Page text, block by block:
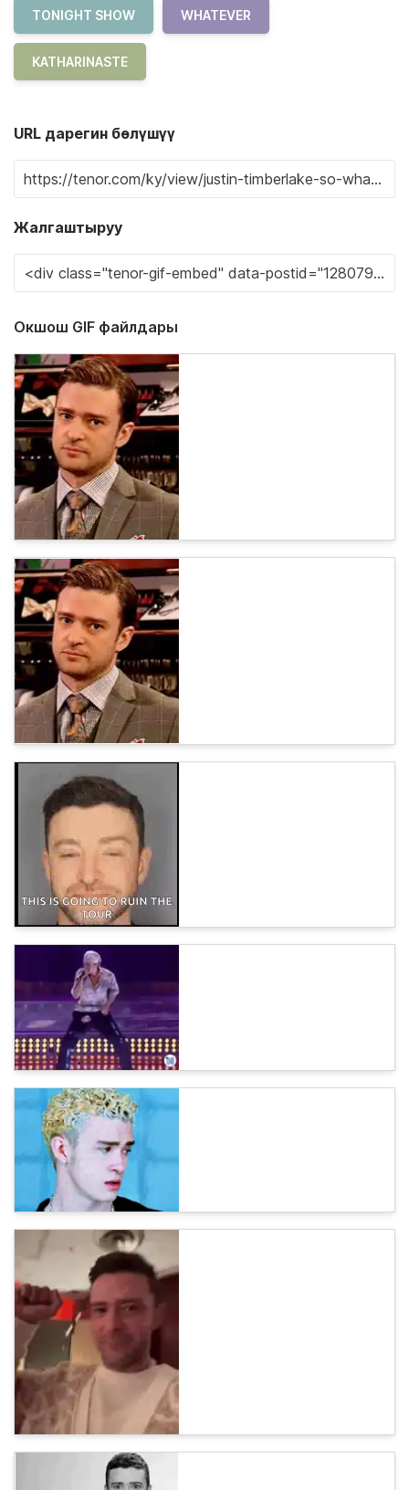
TONIGHT SHOW WHATEVER
KATHARINASTE
URL дарегин бөлүшүү
Жалгаштыруу
Окшош GIF файлдары